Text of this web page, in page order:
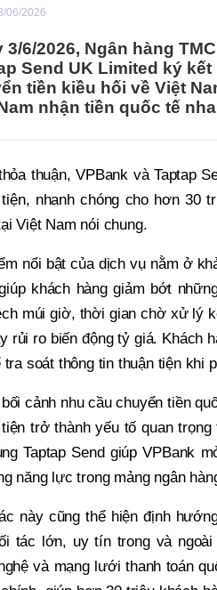
06/2026
3/6/2026, Ngân hàng
Send UK Limited ký
tiền kiều hối về Việt
nhận tiền quốc tế
thuận, VPBank và Taptap
nhanh chóng cho hơn 30
Việt Nam nói chung.
nổi bật của dịch vụ nằm ở
khách hàng giảm bớt
múi giờ, thời gian chờ xử lý
rủi ro biến động tỷ giá. Khách
tra soát thông tin thuận tiện khi
cảnh nhu cầu chuyển tiền
trở thành yếu tố quan
Taptap Send giúp VPBank
năng lực trong mảng ngân
này cũng thể hiện định
tác lớn, uy tín trong và
và mạng lưới thanh toán